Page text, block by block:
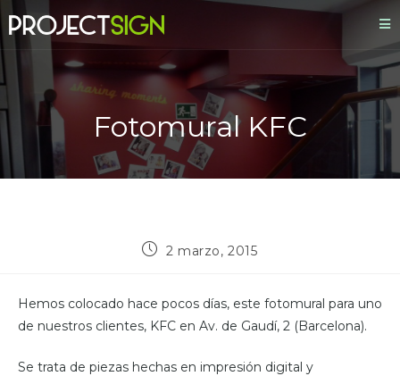
Fotomural KFC
2 marzo, 2015
Hemos colocado hace pocos días, este fotomural para uno
de nuestros clientes, KFC en Av. de Gaudí, 2 (Barcelona).
Se trata de piezas hechas en impresión digital y